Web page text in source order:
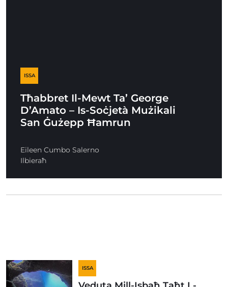
ISSA
Tħabbret Il-Mewt Ta’ George
D’Amato – Is-Soċjetà Mużikali
San Ġużepp Ħamrun
Eileen Cumbo Salerno
Ilbieraħ
ISSA